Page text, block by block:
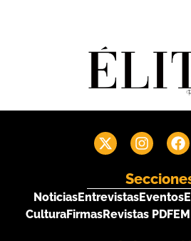
NoticiasEntrevistasEventos
CulturaFirmasRevistas PDF